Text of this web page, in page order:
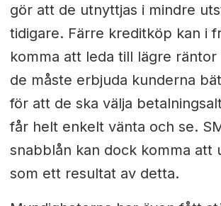
gör att de utnyttjas i mindre
tidigare. Färre kreditköp kan i
komma att leda till lägre
de måste erbjuda kunderna
för att de ska välja
får helt enkelt vänta och se.
snabblån kan dock komma att
som ett resultat av detta.